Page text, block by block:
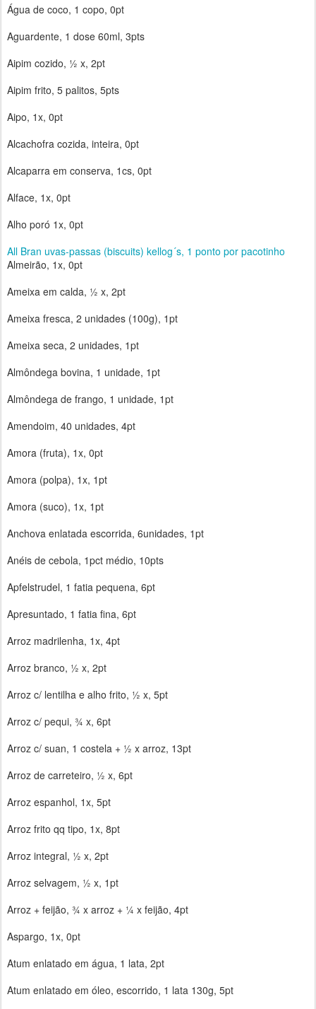
Água de coco, 1 copo, 0pt
Aguardente, 1 dose 60ml, 3pts
Aipim cozido, ½ x, 2pt
Aipim frito, 5 palitos, 5pts
Aipo, 1x, 0pt
Alcachofra cozida, inteira, 0pt
Alcaparra em conserva, 1cs, 0pt
Alface, 1x, 0pt
Alho poró 1x, 0pt
All Bran uvas-passas (biscuits) kellog´s, 1 ponto por pacotinho
Almeirão, 1x, 0pt
Ameixa em calda, ½ x, 2pt
Ameixa fresca, 2 unidades (100g), 1pt
Ameixa seca, 2 unidades, 1pt
Almôndega bovina, 1 unidade, 1pt
Almôndega de frango, 1 unidade, 1pt
Amendoim, 40 unidades, 4pt
Amora (fruta), 1x, 0pt
Amora (polpa), 1x, 1pt
Amora (suco), 1x, 1pt
Anchova enlatada escorrida, 6unidades, 1pt
Anéis de cebola, 1pct médio, 10pts
Apfelstrudel, 1 fatia pequena, 6pt
Apresuntado, 1 fatia fina, 6pt
Arroz madrilenha, 1x, 4pt
Arroz branco, ½ x, 2pt
Arroz c/ lentilha e alho frito, ½ x, 5pt
Arroz c/ pequi, ¾ x, 6pt
Arroz c/ suan, 1 costela + ½ x arroz, 13pt
Arroz de carreteiro, ½ x, 6pt
Arroz espanhol, 1x, 5pt
Arroz frito qq tipo, 1x, 8pt
Arroz integral, ½ x, 2pt
Arroz selvagem, ½ x, 1pt
Arroz + feijão, ¾ x arroz + ¼ x feijão, 4pt
Aspargo, 1x, 0pt
Atum enlatado em água, 1 lata, 2pt
Atum enlatado em óleo, escorrido, 1 lata 130g, 5pt